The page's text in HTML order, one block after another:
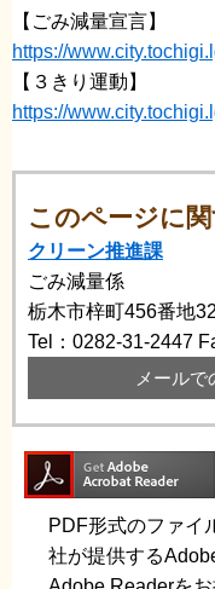
【ごみ減量宣言】
https://
【３きり運動】
https://
このページに
クリーン推進課
ごみ減量係
栃木市梓町456番地32
Tel：0282-31-2447
メール
PDF形式のファイ
社が提供する